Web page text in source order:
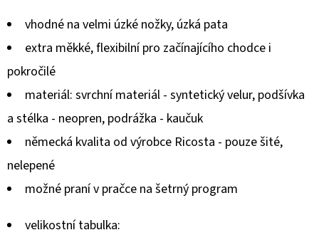
produktu
0,0
5
hvězdiček.
vhodné na velmi úzké nožky, úzká pata
extra měkké, flexibilní pro začínajícího chodce i
pokročilé
materiál: svrchní materiál - syntetický velur, podšívka
a stélka - neopren, podrážka - kaučuk
německá kvalita od výrobce Ricosta - pouze šité,
nelepené
možné praní v pračce na šetrný program
velikostní tabulka:
R
U
Č
U
J
E
E